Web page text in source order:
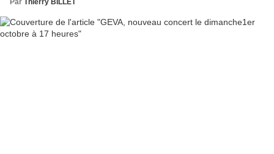
Par Thierry BILLET